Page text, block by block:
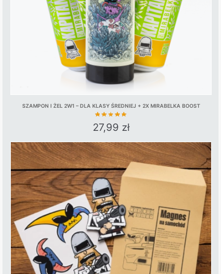
SZAMPON I ŻEL 2W1 – DLA KLASY ŚREDNIEJ + 2X MIRABELKA BOOST
27,99 zł